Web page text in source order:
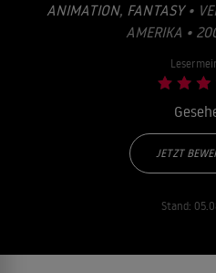
ANIMATION, FANTASY•
AMERIKA •
JETZT
Stand: